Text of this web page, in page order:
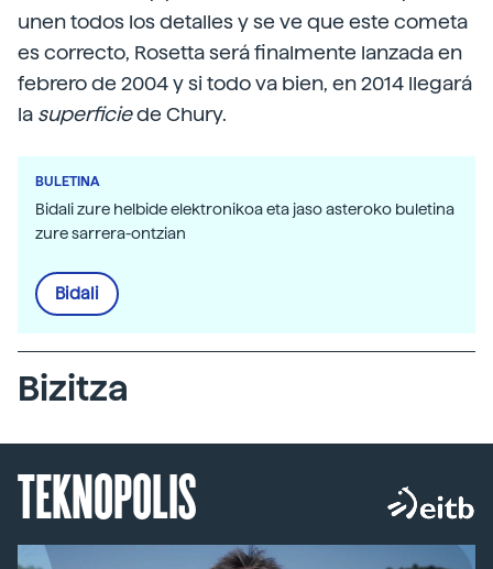
unen todos los detalles y se ve que este cometa
es correcto, Rosetta será finalmente lanzada en
febrero de 2004 y si todo va bien, en 2014 llegará
la superficiede Chury.
BULETINA
Bidali zure helbide elektronikoa eta jaso asteroko buletina
zure sarrera-ontzian
Bidali
Bizitza
TEKNOPOLIS